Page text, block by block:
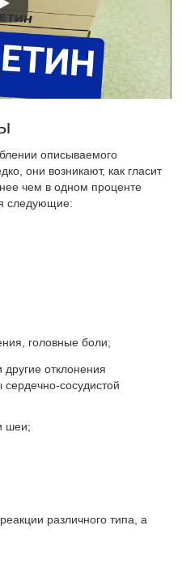
описываемого
они возникают, как гласит
чем в одном проценте
следующие:
головные боли;
другие отклонения
сосудистой
шеи;
различного типа, а